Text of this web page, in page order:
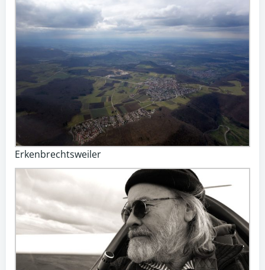
Erkenbrechtsweiler